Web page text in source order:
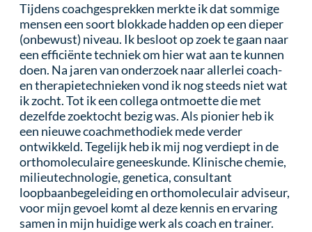
Tijdens coachgesprekken merkte ik dat sommige
mensen een soort blokkade hadden op een dieper
(onbewust) niveau. Ik besloot op zoek te gaan naar
een efficiënte techniek om hier wat aan te kunnen
doen. Na jaren van onderzoek naar allerlei coach-
en therapietechnieken vond ik nog steeds niet wat
ik zocht. Tot ik een collega ontmoette die met
dezelfde zoektocht bezig was. Als pionier heb ik
een nieuwe coachmethodiek mede verder
ontwikkeld. Tegelijk heb ik mij nog verdiept in de
orthomoleculaire geneeskunde. Klinische chemie,
milieutechnologie, genetica, consultant
loopbaanbegeleiding en orthomoleculair adviseur,
voor mijn gevoel komt al deze kennis en ervaring
samen in mijn huidige werk als coach en trainer.